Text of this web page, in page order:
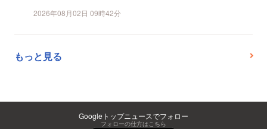
2026年08月02日 09時42分
もっと見る
Googleトップニュースでフォロー
フォローの仕方はこちら